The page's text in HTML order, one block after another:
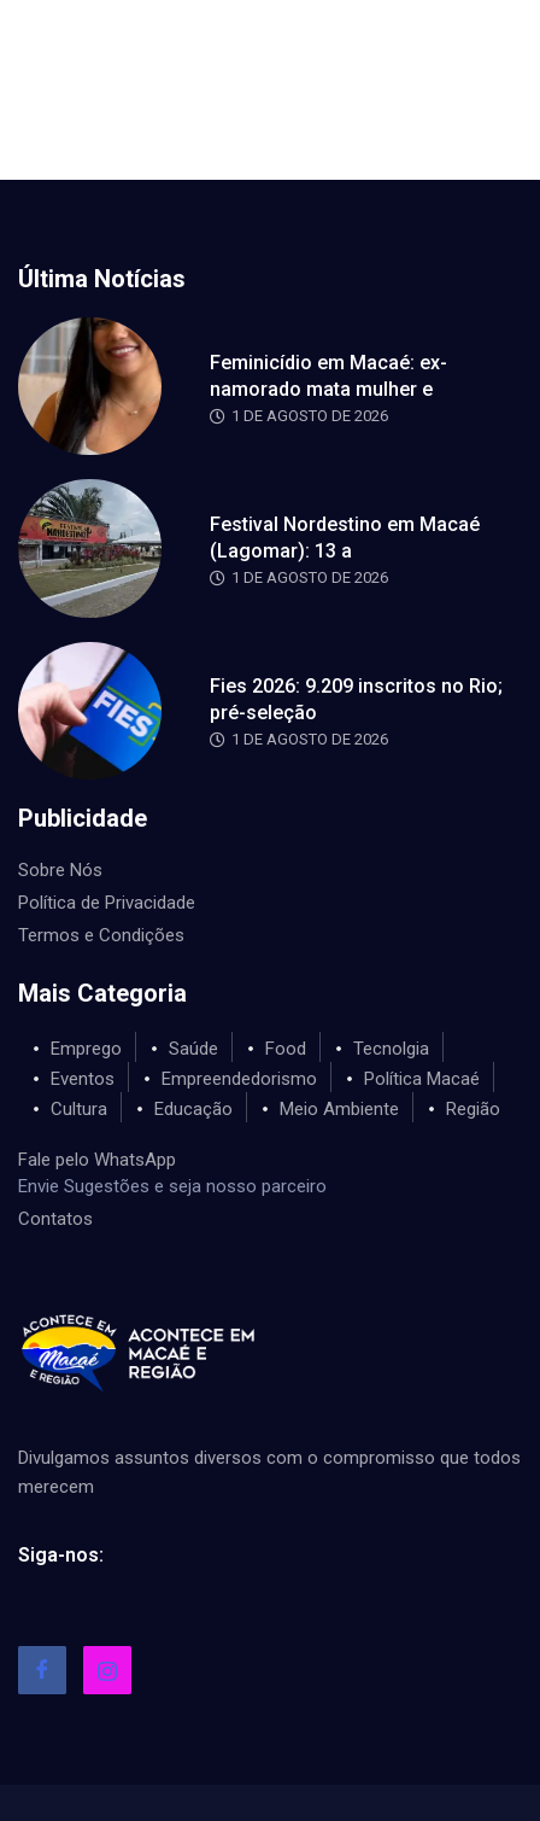
Última Notícias
Feminicídio em Macaé: ex-
namorado mata mulher e
1 DE AGOSTO DE 2026
Festival Nordestino em Macaé
(Lagomar): 13 a
1 DE AGOSTO DE 2026
Fies 2026: 9.209 inscritos no Rio;
pré-seleção
1 DE AGOSTO DE 2026
Publicidade
Sobre Nós
Política de Privacidade
Termos e Condições
Mais Categoria
Emprego Saúde Food
Tecnolgia
Eventos
Empreendedorismo
Política Macaé
Cultura
Educação Meio Ambiente Região
Fale pelo WhatsApp
Envie Sugestões e seja nosso parceiro
Contatos
Divulgamos assuntos diversos com o compromisso que todos
merecem
Siga-nos: